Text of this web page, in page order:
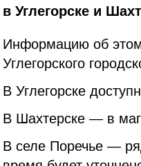
в Углегорске и
Информацию об
Углегорского
В Углегорске
В Шахтерске — в
В селе Поречье —